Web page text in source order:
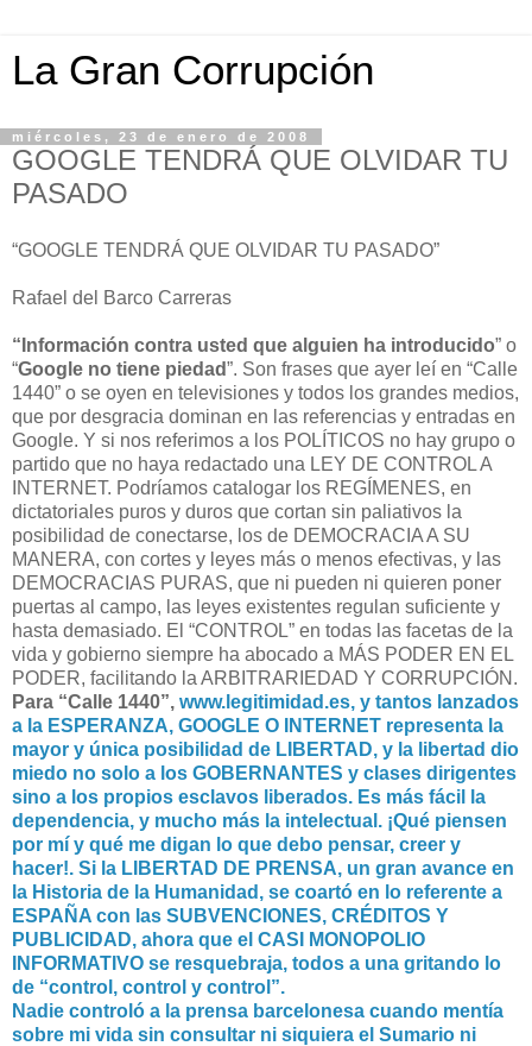
La Gran Corrupción
miércoles, 23 de enero de 2008
GOOGLE TENDRÁ QUE OLVIDAR TU
PASADO
“GOOGLE TENDRÁ QUE OLVIDAR TU PASADO”
Rafael del Barco Carreras
“Información contra usted que alguien ha introducido” o
“Google no tiene piedad”. Son frases que ayer leí en “Calle
1440” o se oyen en televisiones y todos los grandes medios,
que por desgracia dominan en las referencias y entradas en
Google. Y si nos referimos a los POLÍTICOS no hay grupo o
partido que no haya redactado una LEY DE CONTROL A
INTERNET. Podríamos catalogar los REGÍMENES, en
dictatoriales puros y duros que cortan sin paliativos la
posibilidad de conectarse, los de DEMOCRACIA A SU
MANERA, con cortes y leyes más o menos efectivas, y las
DEMOCRACIAS PURAS, que ni pueden ni quieren poner
puertas al campo, las leyes existentes regulan suficiente y
hasta demasiado. El “CONTROL” en todas las facetas de la
vida y gobierno siempre ha abocado a MÁS PODER EN EL
PODER, facilitando la ARBITRARIEDAD Y CORRUPCIÓN.
Para “Calle 1440”, www.legitimidad.es, y tantos lanzados
a la ESPERANZA, GOOGLE O INTERNET representa la
mayor y única posibilidad de LIBERTAD, y la libertad dio
miedo no solo a los GOBERNANTES y clases dirigentes
sino a los propios esclavos liberados. Es más fácil la
dependencia, y mucho más la intelectual. ¡Qué piensen
por mí y qué me digan lo que debo pensar, creer y
hacer!. Si la LIBERTAD DE PRENSA, un gran avance en
la Historia de la Humanidad, se coartó en lo referente a
ESPAÑA con las SUBVENCIONES, CRÉDITOS Y
PUBLICIDAD, ahora que el CASI MONOPOLIO
INFORMATIVO se resquebraja, todos a una gritando lo
de “control, control y control”.
Nadie controló a la prensa barcelonesa cuando mentía
sobre mi vida sin consultar ni siquiera el Sumario ni